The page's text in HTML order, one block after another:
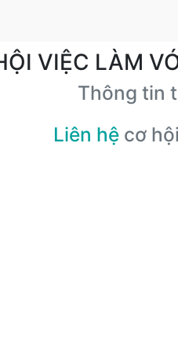
VIỆC LÀM
Thông tin
Liên hệ cơ